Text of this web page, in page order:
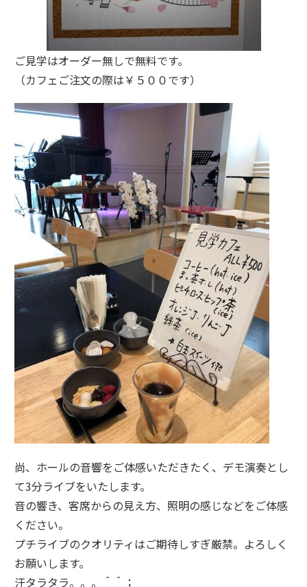
ご見学はオーダー無しで無料です。
（カフェご注文の際は￥５００です）
尚、ホールの音響をご体感いただきたく、デモ演奏とし
て3分ライブをいたします。
音の響き、客席からの見え方、照明の感じなどをご体感
ください。
プチライブのクオリティはご期待しすぎ厳禁。よろしく
お願いします。
汗タラタラ。。。＾＾；